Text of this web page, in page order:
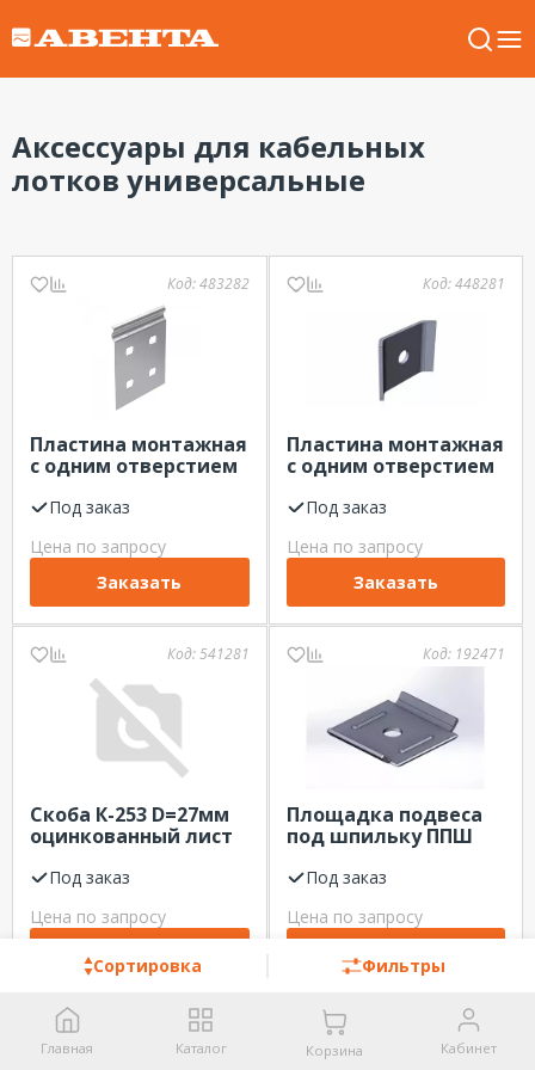
Аксессуары для кабельных
лотков универсальные
Сортировка Фильтры
Код:483282
Пластина монтажная
с одним отверстием
Под заказ
Цена по запросу
Заказать
Код:448281
Пластина монтажная
с одним отверстием
ЛИДЕР
Под заказ
Цена по запросу
Заказать
Код:541281
Скоба К-253 D=27мм
оцинкованный лист
Под заказ
Цена по запросу
Код: 192471
Площадка подвеса
под шпильку ППШ
Под заказ
Цена по запросу
Заказать
Код:310021 483091
Главная Каталог Корзина Кабинет